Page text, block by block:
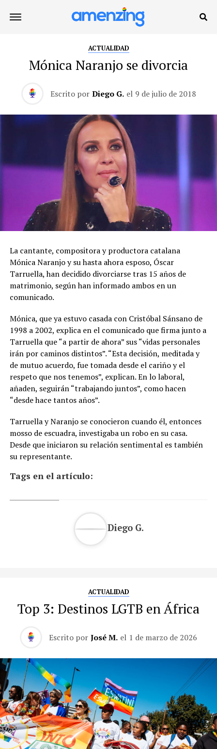
ACTUALIDAD
Mónica Naranjo se divorcia
Escrito por Diego G. el 9 de julio de 2018
La cantante, compositora y productora catalana
Mónica Naranjo y su hasta ahora esposo, Óscar
Tarruella, han decidido divorciarse tras 15 años de
matrimonio, según han informado ambos en un
comunicado.
Mónica, que ya estuvo casada con Cristóbal Sánsano de
1998 a 2002, explica en el comunicado que firma junto a
Tarruella que “a partir de ahora” sus “vidas personales
irán por caminos distintos”. “Esta decisión, meditada y
de mutuo acuerdo, fue tomada desde el cariño y el
respeto que nos tenemos”, explican. En lo laboral,
añaden, seguirán “trabajando juntos”, como hacen
“desde hace tantos años”.
Tarruella y Naranjo se conocieron cuando él, entonces
mosso de escuadra, investigaba un robo en su casa.
Desde que iniciaron su relación sentimental es también
su representante.
Tags en el artículo:
Diego G.
ACTUALIDAD
Top 3: Destinos LGTB en África
Escrito por José M. el 1 de marzo de 2026